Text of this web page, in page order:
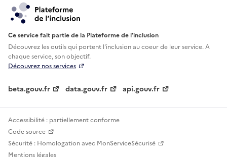
Ce service fait partie de la Plateforme de l’inclusion
Découvrez les outils qui portent l'inclusion aucoeur de leur service. A
chaque service, son objectif.
Découvrez nos services
beta.gouv.fr data.gouv.fr api.gouv.fr
Accessibilité : partiellement conforme
Code source
Sécurité : Homologation avec MonServiceSécurisé
Mentions légales